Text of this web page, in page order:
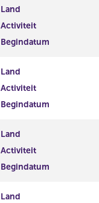
Land
Activiteit
Begindatum
Land
Activiteit
Begindatum
Land
Activiteit
Begindatum
Land